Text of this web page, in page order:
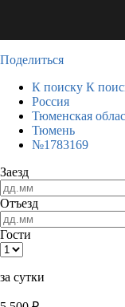
Поделиться
К поиску К
Россия
Тюменская
Тюмень
№1783169
Заезд
Отъезд
Гости
за сутки